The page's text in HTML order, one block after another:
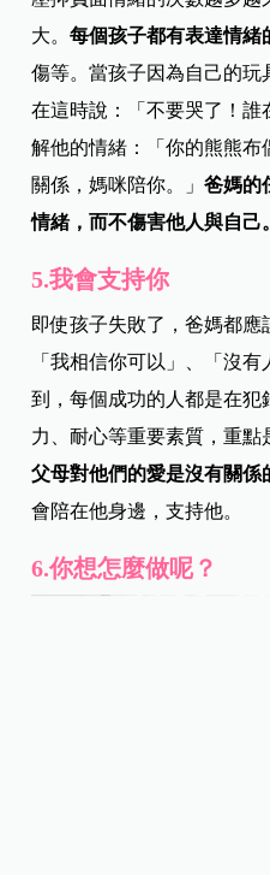
大。每個孩子都有表達情緒
傷等。當孩子因為自己的玩
在這時說：「不要哭了！誰
解他的情緒：「你的熊熊布
關係，媽咪陪你。」爸媽的
情緒，而不傷害他人與自己。
5.我會支持你
即使孩子失敗了，爸媽都應
「我相信你可以」、「沒
到，每個成功的人都是在
力、耐心等重要素質，重點
父母對他們的愛是沒有關係
會陪在他身邊，支持他。
6.你想怎麼做呢？